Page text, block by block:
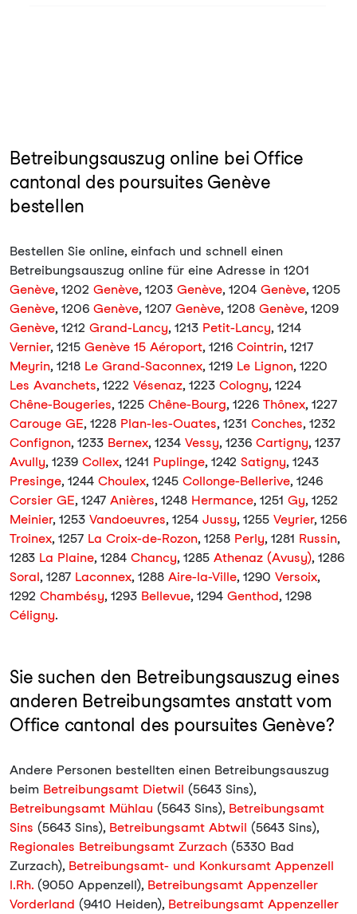
Betreibungsauszug online bei Office
cantonal des poursuites Genève
bestellen
Bestellen Sie online, einfach und schnell einen
Betreibungsauszug online für eine Adresse in 1201
Genève, 1202 Genève, 1203 Genève, 1204 Genève, 1205
Genève, 1206 Genève, 1207 Genève, 1208 Genève, 1209
Genève, 1212 Grand-Lancy, 1213 Petit-Lancy, 1214
Vernier, 1215 Genève 15 Aéroport, 1216 Cointrin, 1217
Meyrin, 1218 Le Grand-Saconnex, 1219 Le Lignon, 1220
Les Avanchets, 1222 Vésenaz, 1223 Cologny, 1224
Chêne-Bougeries, 1225 Chêne-Bourg, 1226 Thônex, 1227
Carouge GE, 1228 Plan-les-Ouates, 1231 Conches, 1232
Confignon, 1233 Bernex, 1234 Vessy, 1236 Cartigny, 1237
Avully, 1239 Collex, 1241 Puplinge, 1242 Satigny, 1243
Presinge, 1244 Choulex, 1245 Collonge-Bellerive, 1246
Corsier GE, 1247 Anières, 1248 Hermance, 1251 Gy, 1252
Meinier, 1253 Vandoeuvres, 1254 Jussy, 1255 Veyrier, 1256
Troinex, 1257 La Croix-de-Rozon, 1258 Perly, 1281 Russin,
1283 La Plaine, 1284 Chancy, 1285 Athenaz (Avusy), 1286
Soral, 1287 Laconnex, 1288 Aire-la-Ville, 1290 Versoix,
1292 Chambésy, 1293 Bellevue, 1294 Genthod, 1298
Céligny.
Sie suchen den Betreibungsauszug eines
anderen Betreibungsamtes anstatt vom
Office cantonal des poursuites Genève?
Andere Personen bestellten einen Betreibungsauszug
beim Betreibungsamt Dietwil (5643 Sins),
Betreibungsamt Mühlau (5643 Sins), Betreibungsamt
Sins (5643 Sins), Betreibungsamt Abtwil (5643 Sins),
Regionales Betreibungsamt Zurzach (5330 Bad
Zurzach), Betreibungsamt- und Konkursamt Appenzell
I.Rh. (9050 Appenzell), Betreibungsamt Appenzeller
Vorderland (9410 Heiden), Betreibungsamt Appenzeller